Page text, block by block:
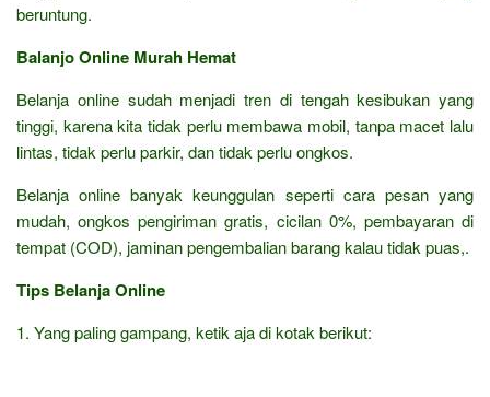
beruntung.
Balanjo Online Murah Hemat
Belanja online sudah menjadi tren di tengah kesibukan yang
tinggi, karena kita tidak perlu membawa mobil, tanpa macet lalu
lintas, tidak perlu parkir, dan tidak perlu ongkos.
Belanja online banyak keunggulan seperti cara pesan yang
mudah, ongkos pengiriman gratis, cicilan 0%, pembayaran di
tempat (COD), jaminan pengembalian barang kalau tidak puas,.
Tips Belanja Online
1. Yang paling gampang, ketik aja di kotak berikut: